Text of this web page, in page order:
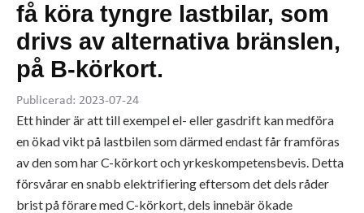
få köra tyngre lastbilar, som
drivs av alternativa bränslen,
på B-körkort.
Publicerad: 2023-07-24
Ett hinder är att till exempel el- eller gasdrift kan medföra
en ökad vikt på lastbilen som därmed endast får framföras
av den som har C-körkort och yrkeskompetensbevis. Detta
försvårar en snabb elektrifiering eftersom det dels råder
brist på förare med C-körkort, dels innebär ökade